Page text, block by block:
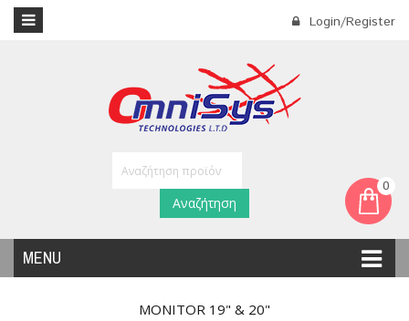
Login/Register
0
MENU
Αναζήτηση
MONITOR 19" & 20"